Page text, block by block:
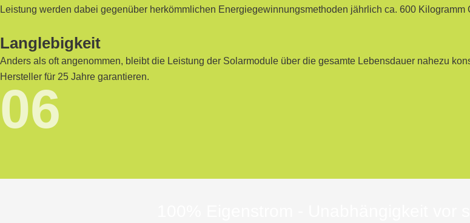
Leistung werden dabei gegenüber herkömmlichen Energiegewinnungsmethoden jährlich ca. 600 Kilogramm
Langlebigkeit
Anders als oft angenommen, bleibt die Leistung der Solarmodule über die gesamte Lebensdauer nahezu
Hersteller für 25 Jahre garantieren.
06